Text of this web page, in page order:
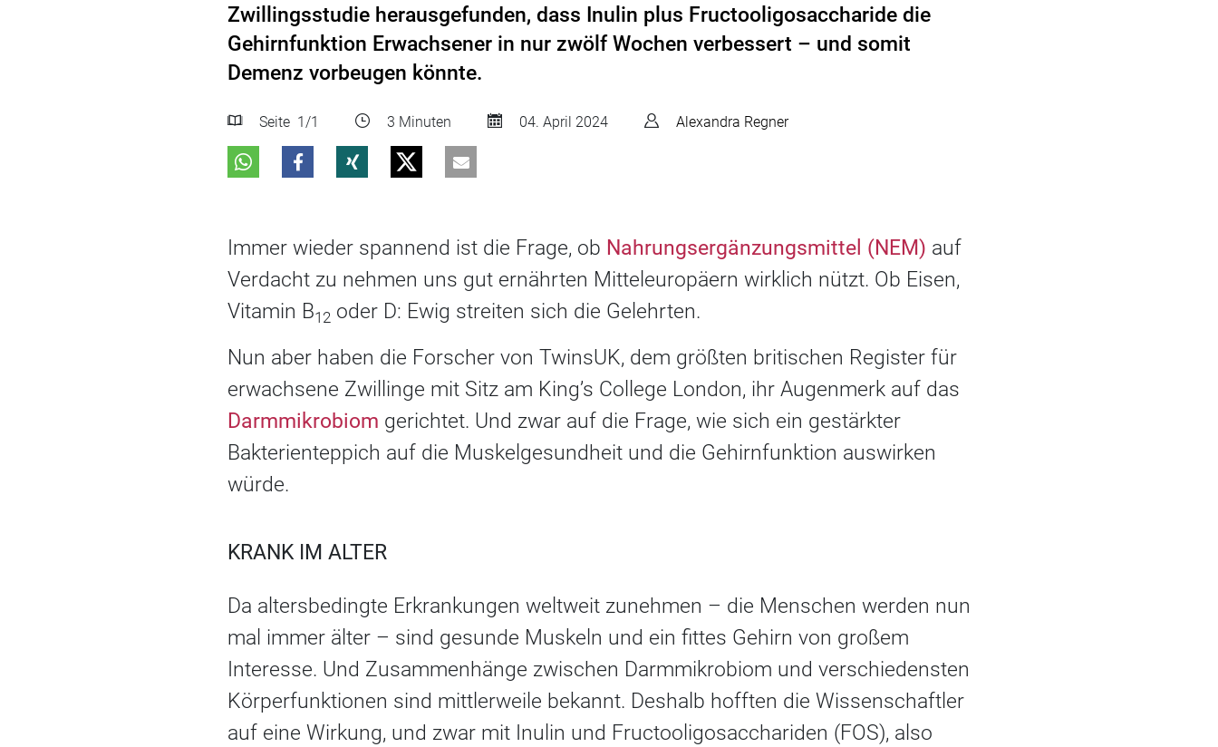
Zwillingsstudie herausgefunden, dass Inulin plus Fructooligosaccharide die
Gehirnfunktion Erwachsener in nur zwölf Wochen verbessert – und somit
Demenz vorbeugen könnte.
Seite 1 /1 3 Minuten 04. April 2024 Alexandra Regner
Immer wieder spannend ist die Frage, ob Nahrungsergänzungsmittel (NEM) auf
Verdacht zu nehmen uns gut ernährten Mitteleuropäern wirklich nützt. Ob Eisen,
Vitamin B12 oder D: Ewig streiten sich die Gelehrten.
Nun aber haben die Forscher von TwinsUK, dem größten britischen Register für
erwachsene Zwillinge mit Sitz am King’s College London, ihr Augenmerk auf das
Darmmikrobiom gerichtet. Und zwar auf die Frage, wie sich ein gestärkter
Bakterienteppich auf die Muskelgesundheit und die Gehirnfunktion auswirken
würde.
KRANK IM ALTER
Da altersbedingte Erkrankungen weltweit zunehmen – die Menschen werden nun
mal immer älter – sind gesunde Muskeln und ein fittes Gehirn von großem
Interesse. Und Zusammenhänge zwischen Darmmikrobiom und verschiedensten
Körperfunktionen sind mittlerweile bekannt. Deshalb hofften die Wissenschaftler
auf eine Wirkung, und zwar mit Inulin und Fructooligosacchariden (FOS), also